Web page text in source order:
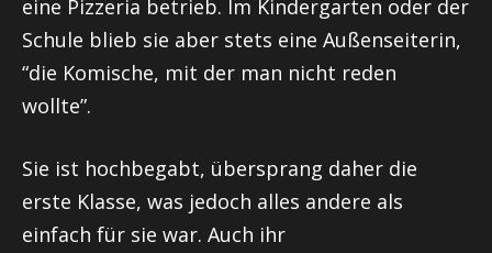
eine Pizzeria betrieb. Im Kindergarten oder der
Schule blieb sie aber stets eine Außenseiterin,
“die Komische, mit der man nicht reden
wollte”.
Sie ist hochbegabt, übersprang daher die
erste Klasse, was jedoch alles andere als
einfach für sie war. Auch ihr